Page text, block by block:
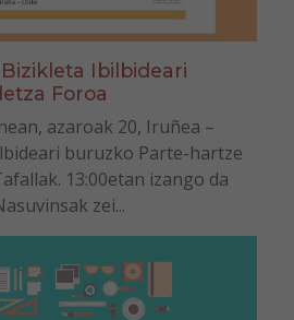
Ibilbideari
Foroa
azaroak 20, Iruñea –
buruzko Parte-hartze
13:00etan izango da
zei...